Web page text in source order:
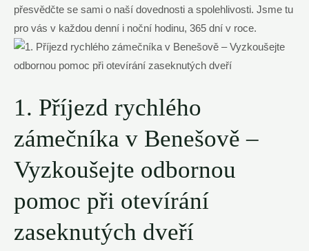
přesvědčte se sami o naší dovednosti a spolehlivosti. Jsme tu
pro vás v každou denní i noční hodinu, 365 dní v roce.
1. Příjezd rychlého
zámečníka v Benešově –
Vyzkoušejte odbornou
pomoc při otevírání
zaseknutých dveří